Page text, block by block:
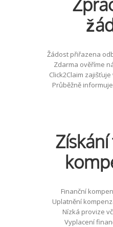
Žádost přiřazena
Zdarma ověříme
Click2Claim
Průběžně
Finanční
Uplatnění
Nízká provize
Vyplacení